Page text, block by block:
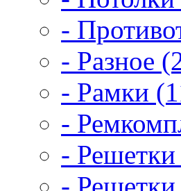
-
- Разное
- Рамки
-
-